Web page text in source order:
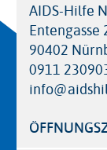
AIDS-Hilfe
Entengasse
90402
0911